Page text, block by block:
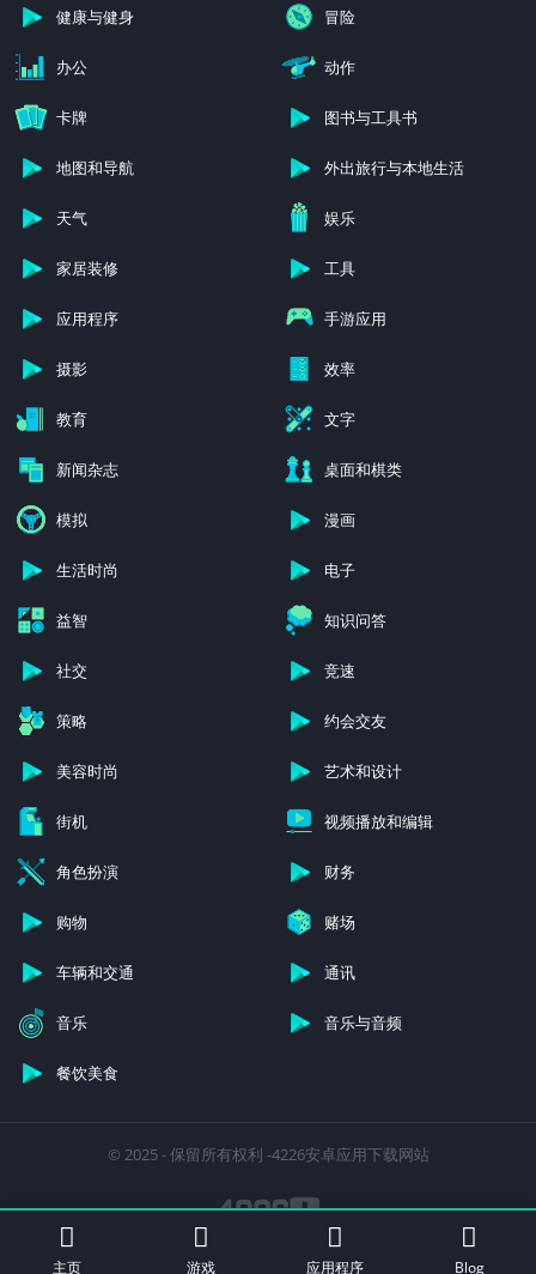
健康与健身 冒险
办公 动作
卡牌 图书与工具书
地图和导航 外出旅行与本地生活
天气 娱乐
家居装修 工具
应用程序 手游应用
摄影 效率
教育 文字
新闻杂志 桌面和棋类
模拟 漫画
生活时尚 电子
益智 知识问答
社交 竞速
策略 约会交友
美容时尚 艺术和设计
街机 视频播放和编辑
角色扮演 财务
购物 赌场
车辆和交通 通讯
音乐 音乐与音频
餐饮美食
© 2025 - 保留所有权利 -4226安卓应用下载网站
主页 游戏 应用程序 Blog